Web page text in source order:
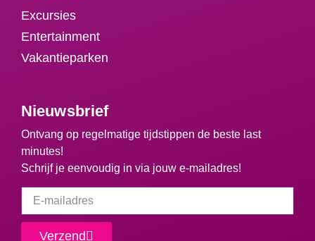
Excursies
Entertainment
Vakantieparken
Nieuwsbrief
Ontvang op regelmatige tijdstippen de beste last
minutes!
Schrijf je eenvoudig in via jouw e-mailadres!
Verzend